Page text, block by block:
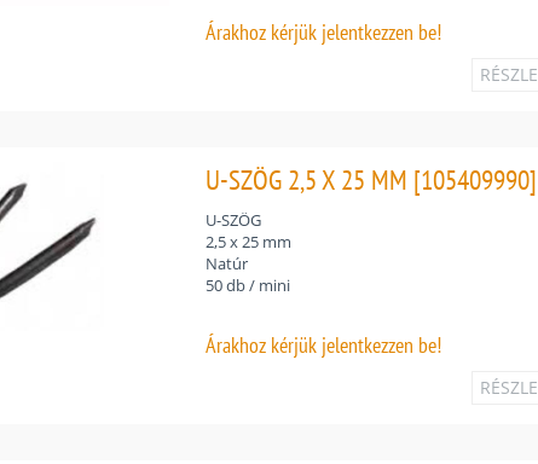
Árakhoz kérjük jelentkezzen be!
U-SZÖG 2,5 X 25 MM [105409990]
U-SZÖG
2,5 x 25 mm
Natúr
50 db / mini
Árakhoz kérjük jelentkezzen be!